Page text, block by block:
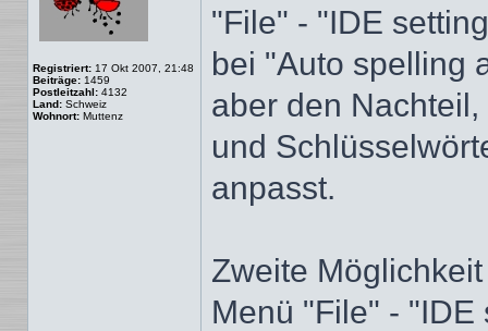
Registriert: 17 Okt 2007, 21:48
Beiträge: 1459
Postleitzahl: 4132
Land: Schweiz
Wohnort: Muttenz
"File" - "IDE
bei "Auto spelling
aber den
und
anpasst.
Zweite
Menü "File" -